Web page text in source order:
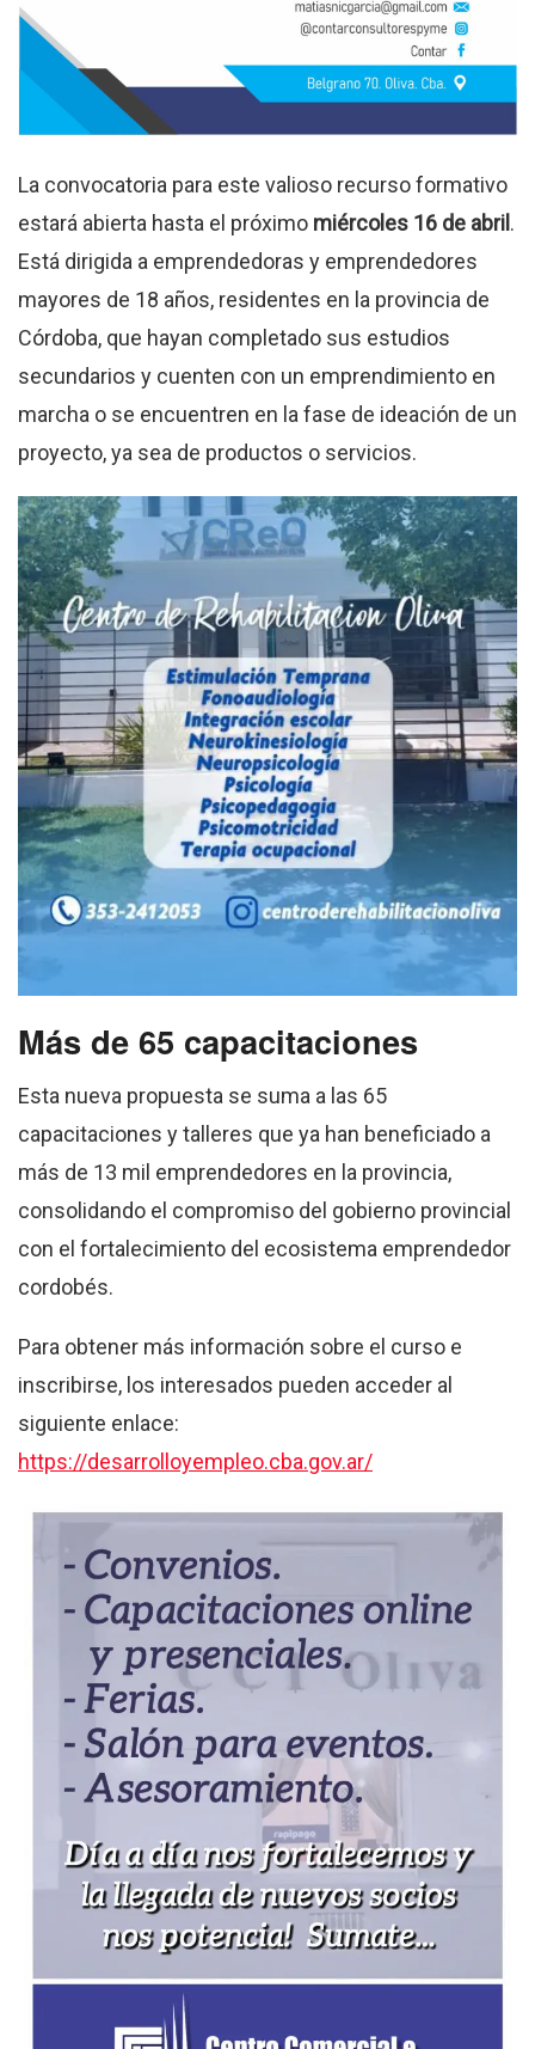
La convocatoria para este valioso recurso formativo
estará abierta hasta el próximo miércoles 16 de abril.
Está dirigida a emprendedoras y emprendedores
mayores de 18 años, residentes en la provincia de
Córdoba, que hayan completado sus estudios
secundarios y cuenten con un emprendimiento en
marcha o se encuentren en la fase de ideación de un
proyecto, ya sea de productos o servicios.
Más de 65 capacitaciones
Esta nueva propuesta se suma a las 65
capacitaciones y talleres que ya han beneficiado a
más de 13 mil emprendedores en la provincia,
consolidando el compromiso del gobierno provincial
con el fortalecimiento del ecosistema emprendedor
cordobés.
Para obtener más información sobre el curso e
inscribirse, los interesados pueden acceder al
siguiente enlace:
https://desarrolloyempleo.cba.gov.ar/